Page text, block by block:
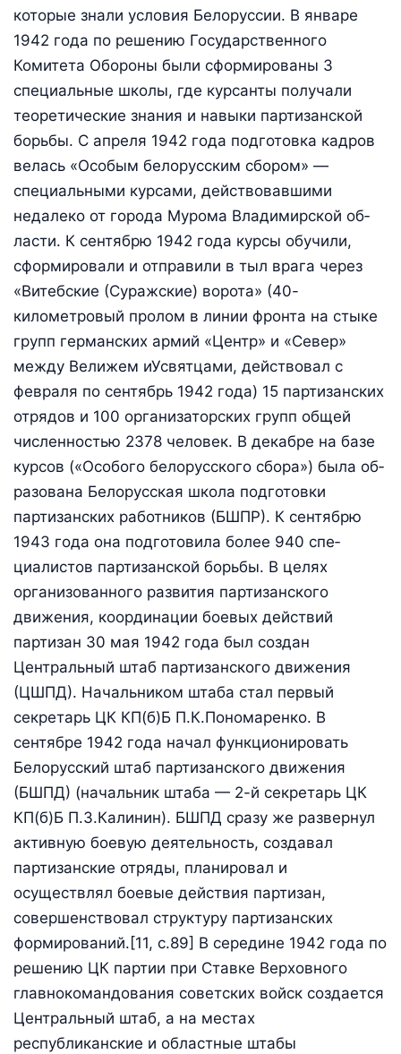
которые знали усло­вия Белоруссии. В январе
1942 года по решению Государственно­го
Комитета Обороны были сформированы 3
специальные шко­лы, где курсанты получали
теоретические знания и навыки партизанской
борьбы. С апреля 1942 года подготовка кадров
ве­лась «Особым белорусским сбором» —
специальными курсами, действовавшими
недалеко от города Мурома Владимирской об­
ласти. К сентябрю 1942 года курсы обучили,
сформировали и от­правили в тыл врага через
«Витебские (Суражские) ворота» (40-
километровый пролом в линии фронта на стыке
групп германских армий «Центр» и «Север»
между Велижем иУсвятцами, действо­вал с
февраля по сентябрь 1942 года) 15 партизанских
отрядов и 100 организаторских групп общей
численностью 2378 человек. В декабре на базе
курсов («Особого белорусского сбора») была об­
разована Белорусская школа подготовки
партизанских работни­ков (БШПР). К сентябрю
1943 года она подготовила более 940 спе­
циалистов партизанской борьбы. В целях
организованного развития партизанского
движения, координации боевых действий
партизан 30 мая 1942 года был со­здан
Центральный штаб партизанского движения
(ЦШПД). На­чальником штаба стал первый
секретарь ЦК КП(б)Б П.К.Пономаренко. В
сентябре 1942 года начал функционировать
Белорусский штаб партизанского движения
(БШПД) (начальник штаба — 2-й секретарь ЦК
КП(б)Б П.З.Калинин). БШПД сразу же развернул
активную боевую деятельность, создавал
партизанские отряды, планировал и
осуществлял боевые действия партизан,
совершен­ствовал структуру партизанских
формирований.[11, c.89] В середине 1942 года по
решению ЦК партии при Ставке Верховного
главнокомандования советских войск создается
Центральный штаб, а на местах
республиканские и областные штабы